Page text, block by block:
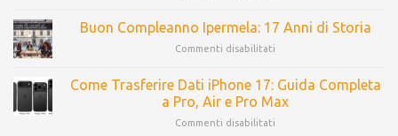
Buon Compleanno Ipermela: 17 Anni di Storia
Commenti disabilitati
Come Trasferire Dati iPhone 17: Guida Completa
a Pro, Air e Pro Max
Commenti disabilitati